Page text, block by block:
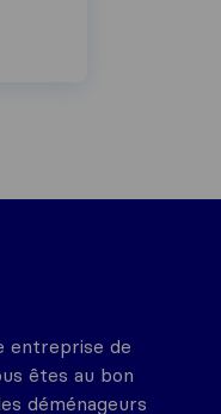
entreprise de
êtes au bon
déménageurs